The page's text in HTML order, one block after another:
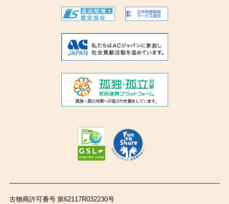
古物商許可番号 第62117R032230号